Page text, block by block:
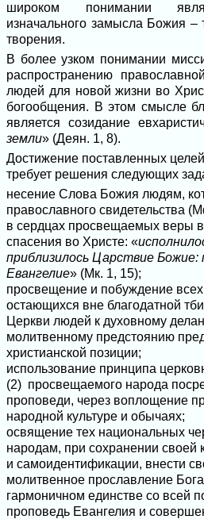
широком понимании
изначального замысла Божия –
творения.
В более узком понимании
распространению
людей для новой жизни во
богообщения. В этом смысле
является созидание
земли» (Деян. 1, 8).
Достижение поставленных
требует решения следующих
несение Слова Божия людям,
православного свидетельства
в сердцах просвещаемых веры
спасения во Христе: «
приблизилось Царствие Божие:
Евангелие» (Мк. 1, 15);
просвещение и побуждение
остающихся вне благодатной
Церкви людей к духовному
молитвенному предстоянию
христианской позиции;
использование принципа
(2) просвещаемого народа
проповеди, через воплощение
народной культуре и обычаях;
освящение тех национальных
народам, при сохранении своей
и самоидентификации, внести
молитвенное прославление
гармоничном единстве со всей
проповедь Евангелия и